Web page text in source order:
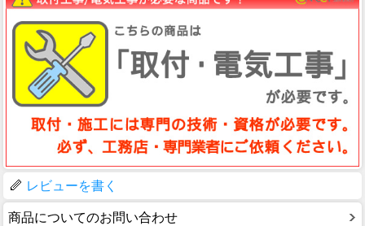
レビューを書く
商品についてのお問い合わせ